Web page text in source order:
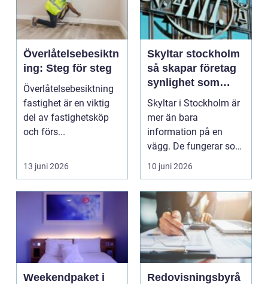
Överlåtelsebesiktn
ing: Steg för steg
Överlåtelsebesiktning
fastighet är en viktig
del av fastighetsköp
och förs...
13 juni 2026
Skyltar stockholm
så skapar företag
synlighet som
håller över tid
Skyltar i Stockholm är
mer än bara
information på en
vägg. De fungerar som
ansiktet utåt för
företag...
10 juni 2026
Weekendpaket i
Redovisningsbyrå